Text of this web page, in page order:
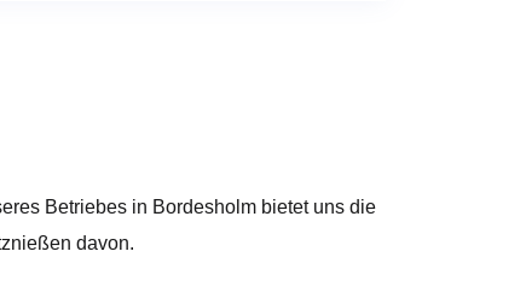
Betriebes in Bordesholm bietet uns die
davon.